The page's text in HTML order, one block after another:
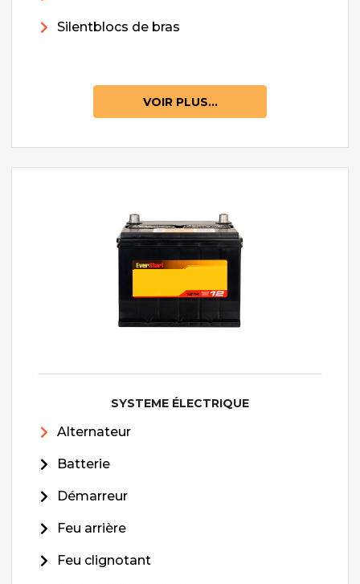
Silentblocs de bras
VOIR PLUS...
SYSTEME ÉLECTRIQUE
Alternateur
Batterie
Démarreur
Feu arrière
Feu clignotant